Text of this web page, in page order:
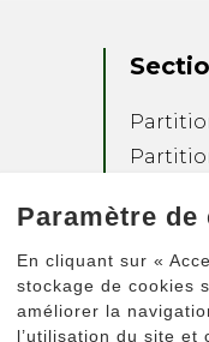
Autres
Paramètre de
En cliquant sur «
stockage de cookies
améliorer la
l’utilisation du site et